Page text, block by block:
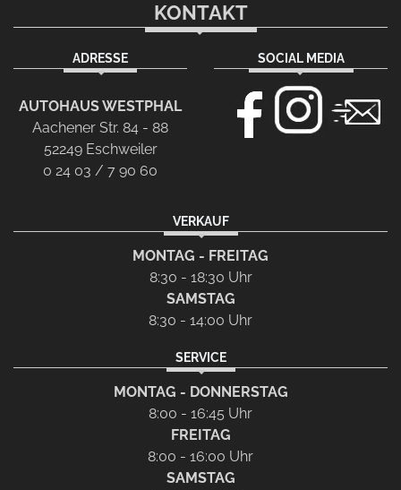
KONTAKT
ADRESSE
AUTOHAUS WESTPHAL
Aachener Str. 84 - 88
52249 Eschweiler
0 24 03 / 7 90 60
SOCIAL MEDIA
VERKAUF
MONTAG - FREITAG
8:30 - 18:30 Uhr
SAMSTAG
8:30 - 14:00 Uhr
SERVICE
MONTAG - DONNERSTAG
8:00 - 16:45 Uhr
FREITAG
8:00 - 16:00 Uhr
SAMSTAG